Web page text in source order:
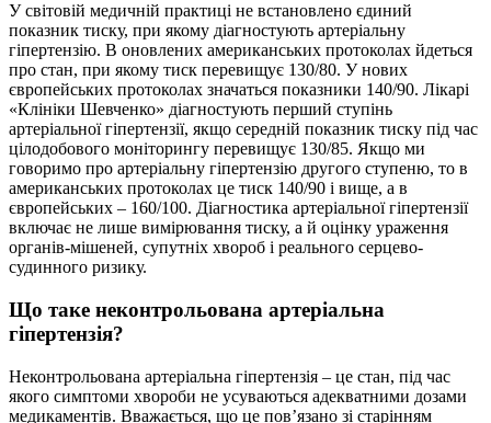
У світовій медичній практиці не встановлено єдиний
показник тиску, при якому діагностують артеріальну
гіпертензію. В оновлених американських протоколах йдеться
про стан, при якому тиск перевищує 130/80. У нових
європейських протоколах значаться показники 140/90. Лікарі
«Клініки Шевченко» діагностують перший ступінь
артеріальної гіпертензії, якщо середній показник тиску під час
цілодобового моніторингу перевищує 130/85. Якщо ми
говоримо про артеріальну гіпертензію другого ступеню, то в
американських протоколах це тиск 140/90 і вище, а в
європейських – 160/100. Діагностика артеріальної гіпертензії
включає не лише вимірювання тиску, а й оцінку ураження
органів-мішеней, супутніх хвороб і реального серцево-
судинного ризику.
Що таке неконтрольована артеріальна
гіпертензія?
Неконтрольована артеріальна гіпертензія – це стан, під час
якого симптоми хвороби не усуваються адекватними дозами
медикаментів. Вважається, що це пов’язано зі старінням